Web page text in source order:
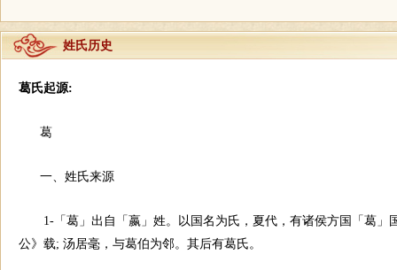
姓氏历史
葛氏起源:
葛
一、姓氏来源
1-「葛」出自「嬴」姓。以国名为氏，夏代，有诸侯方国「葛」
公》载; 汤居毫，与葛伯为邻。其后有葛氏。